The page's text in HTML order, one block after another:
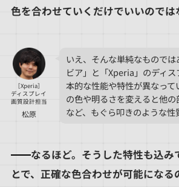
色を合わせていくだけでいいのでは
［Xperia］
ディスプレイ
画質設計担当
松原
いえ、そんな単純なもので
ビア」と「Xperia」のディ
本的な性能や特性が異なっ
の色や明るさを変えると他
など、もぐら叩きのような性
なるほど。そうした特性も込み
とで、正確な色合わせが可能になる